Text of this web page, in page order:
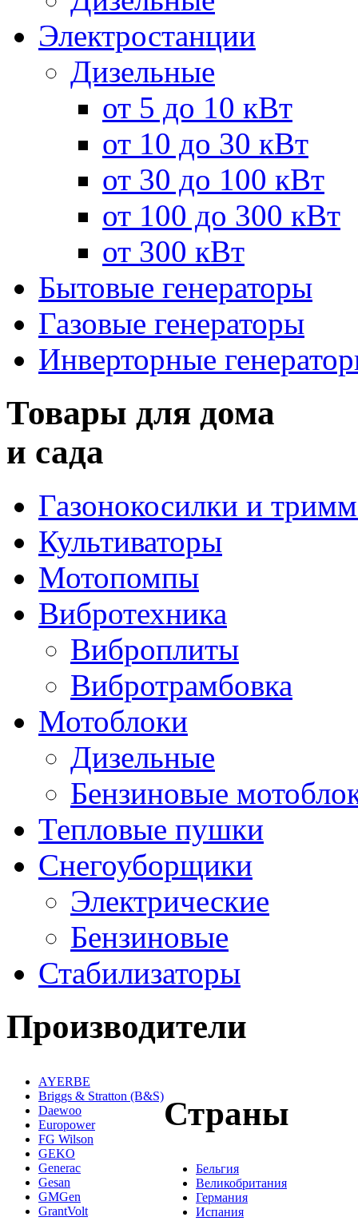
Электростанции
Дизельные
от 5 до 10 кВт
от 10 до 30 кВт
от 30 до 100 кВт
от 100 до 300 кВт
от 300 кВт
Бытовые генераторы
Газовые генераторы
Инверторные
Товары для дома
и сада
Газонокосилки и
Культиваторы
Мотопомпы
Вибротехника
Виброплиты
Вибротрамбовка
Мотоблоки
Дизельные
Бензиновые
Тепловые пушки
Снегоуборщики
Электрические
Бензиновые
Стабилизаторы
Производители
AYERBE
Briggs & Stratton (B&S)
Daewoo
Europower
FG Wilson
GEKO
Generac
Gesan
GMGen
GrantVolt
Страны
Бельгия
Великобритания
Германия
Испания